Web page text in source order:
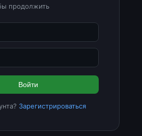
продолжить
Войти
Зарегистрироваться